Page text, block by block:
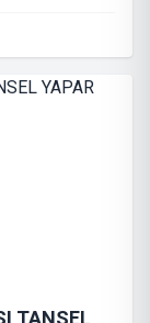
TANSEL